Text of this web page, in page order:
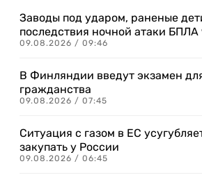
Заводы под ударом, раненые
последствия ночной атаки БПЛА
09.08.2026 / 09:46
В Финляндии введут экзамен
гражданства
09.08.2026 / 07:45
Ситуация с газом в ЕС
закупать у России
09.08.2026 / 06:45